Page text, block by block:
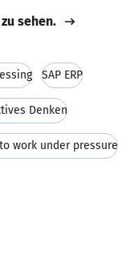
sehen.
SAP ERP
Denken
work under pressure